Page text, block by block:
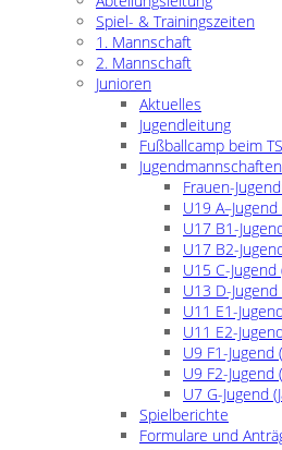
Spiel- & Trainingszeiten
1. Mannschaft
2. Mannschaft
Junioren
Aktuelles
Jugendleitung
Fußballcamp beim
Jugendmannschaften
Frauen-
U19
U17 B1-
U17 B2-
U15 C-
U13 D-
U11 E1-
U11 E2-
U9 F1-Jugend
U9 F2-Jugend
U7 G-Jugend
Spielberichte
Formulare und